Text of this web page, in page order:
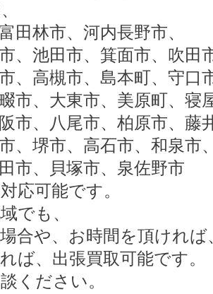
田林市、河内長野市、
、池田市、箕面市、吹田
、高槻市、島本町、守口
市、大東市、美原町、寝
市、八尾市、柏原市、藤
、堺市、高石市、和泉市
市、貝塚市、泉佐野市
応可能です。
でも、
合や、お時間を頂ければ
ば、出張買取可能です。
ください。